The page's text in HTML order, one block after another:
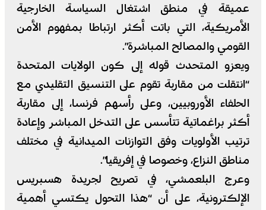
عميقة في منطق اشتغال السياسة الخارجية
الأمريكية، التي باتت أكثر ارتباطا بمفهوم الأمن
القومي والمصالح المباشرة”.
ويعزو المتحدث قوله إلى كون الولايات المتحدة
“انتقلت من مقاربة تقوم على التنسيق التقليدي مع
الحلفاء الأوروبيين، وعلى رأسهم فرنسا، إلى مقاربة
أكثر براغماتية تتأسس على التدخل المباشر وإعادة
ترتيب الأولويات وفق التوازنات الميدانية في مختلف
مناطق النزاع، وخصوصا في إفريقيا”.
وعرج البلعمشي، في تصريح لجريدة هسبريس
الإلكترونية، على أن “هذا التحول يكتسي أهمية